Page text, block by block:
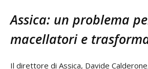
Assica: un problema
macellatori e
Il direttore di Assica, Davide